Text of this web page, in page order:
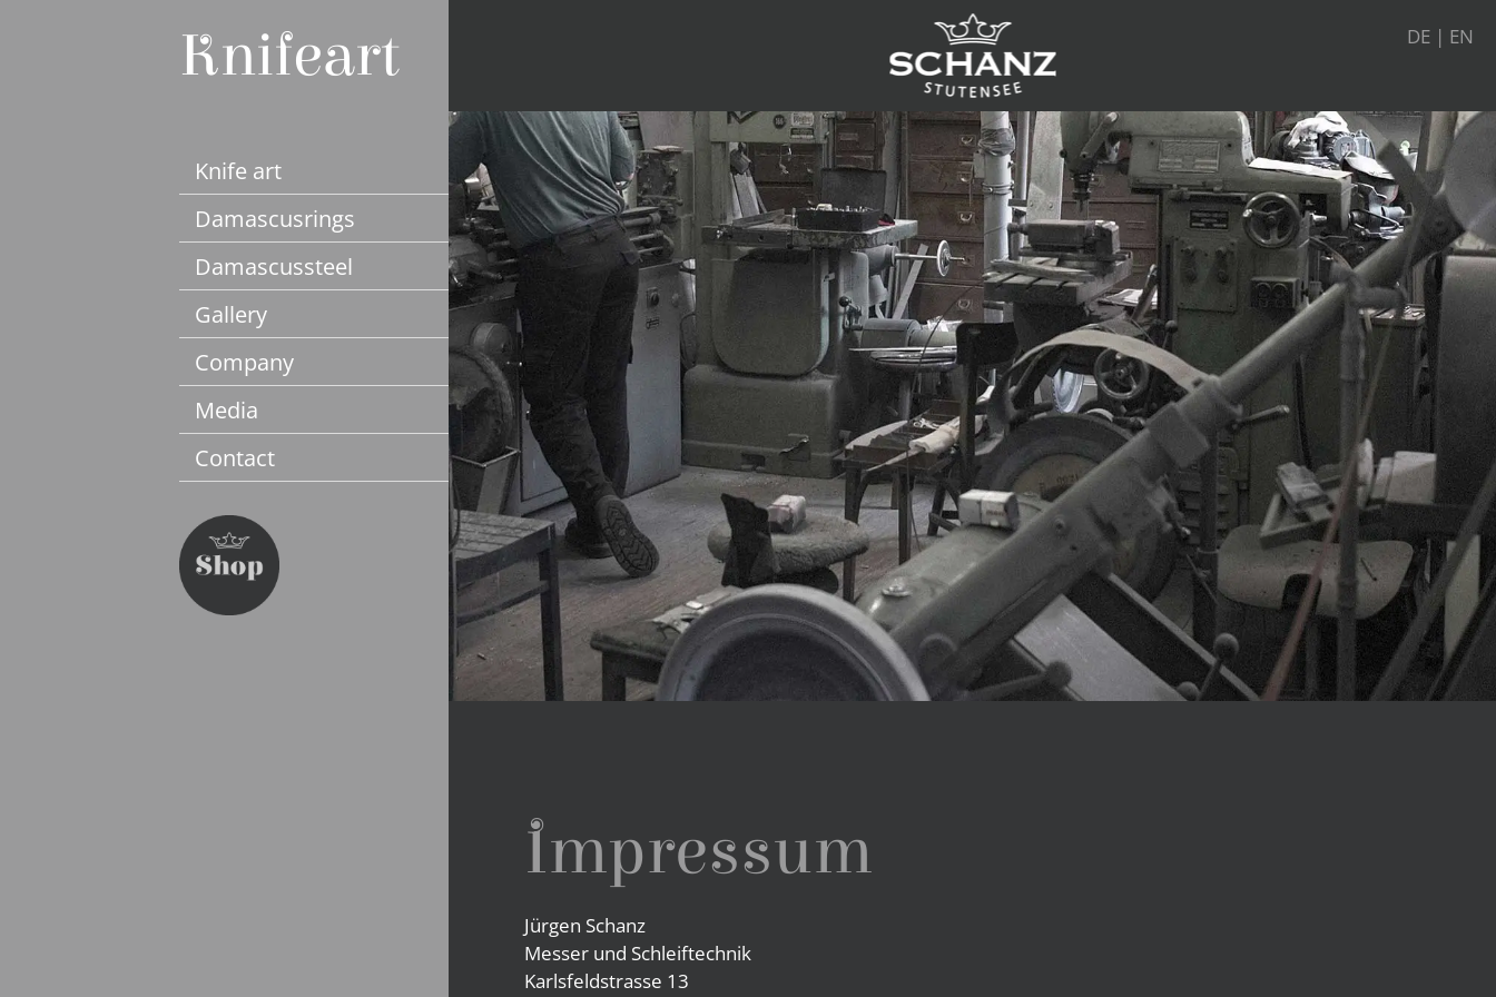
Knife art
Damascusrings
Damascussteel
Gallery
Company
Media
Contact
DE| EN
Impressum
Jürgen Schanz
Messer und Schleiftechnik
Karlsfeldstrasse 13